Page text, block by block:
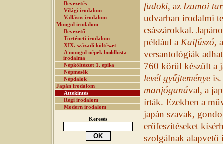
Bevezetés
Világi irodalom
Vallásos irodalom
Mongol irodalom
Bevezető
Történeti irodalom
XIX. századi költészet
A mongol népek buddhista
irodalma
Népköltészet 1. epika
Népmesék
Népdalok
Japán irodalom
Áttekintés
Régi irodalom
Modern irodalom
Keresés
fudoki, az Izumoi
udvarban irodalmi
császárokkal.
például a Kaifúszó, a
versantológiák
760 körül készült a
levél gyűjteménye
manjóganával, a
írták. Ezekben a
japán szavak,
erőfeszítéseket
szolgálnak